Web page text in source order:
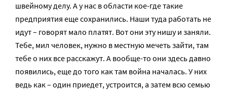
швейному делу. А у нас в области кое-где такие
предприятия еще сохранились. Наши туда работать не
идут – говорят мало платят. Вот они эту нишу и заняли.
Тебе, мил человек, нужно в местную мечеть зайти, там
тебе о них все расскажут. А вообще-то они здесь давно
появились, еще до того как там война началась. У них
ведь как – один приедет, устроится, а затем всю семью